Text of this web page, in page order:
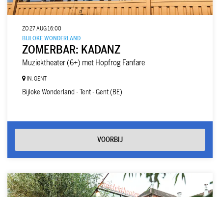
ZOMERBAR: KADANZ
Muziektheater (6+) met Hopfrog Fanfare
BIJLOKE WONDERLAND
ZO 27 AUG16:00
IN, GENT
Bijloke Wonderland - Tent - Gent (BE)
VOORBIJ